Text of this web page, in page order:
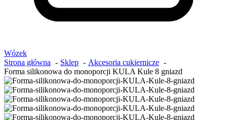
Wózek
Strona główna
Sklep
Akcesoria cukiernicze
Forma silikonowa do monoporcji KULA Kule 8 gniazd